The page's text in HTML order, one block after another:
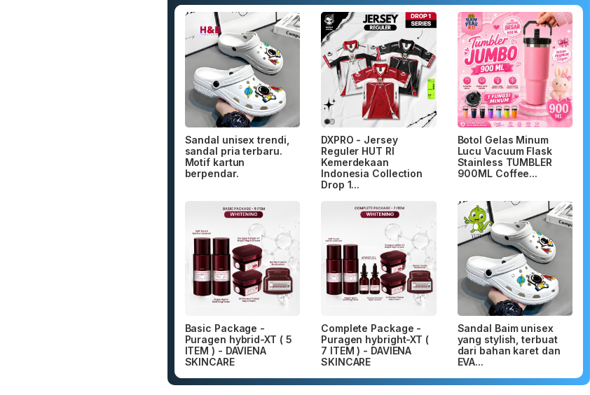
Sandal unisex trendi,
sandal pria terbaru.
Motif kartun
berpendar.
DXPRO - Jersey
Reguler HUT RI
Kemerdekaan
Indonesia Collection
Drop 1...
Botol Gelas Minum
Lucu Vacuum Flask
Stainless TUMBLER
900ML Coffee...
Basic Package -
Puragen hybrid-XT ( 5
ITEM ) - DAVIENA
SKINCARE
Complete Package -
Puragen hybright-XT (
7 ITEM ) - DAVIENA
SKINCARE
Sandal Baim unisex
yang stylish, terbuat
dari bahan karet dan
EVA...